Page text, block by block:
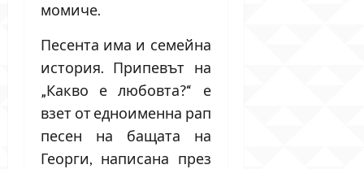
момиче.
Песента има и семейна
история. Припевът на
„Какво е любовта?“ е
взет от едноименна рап
песен на бащата на
Георги, написана през